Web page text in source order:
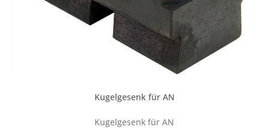
Kugelgesenk für AN
Kugelgesenk für AN